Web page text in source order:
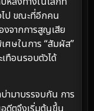
ไป ขณะที่อีกคน
งจากการสูญเสีย
ศษในการ “สัมผัส”
ทือนรอบตัวได้
บ่ามาบรรจบกัน การ